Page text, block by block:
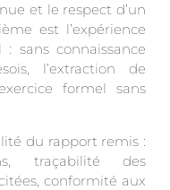
et le respect d’un
est l’expérience
sans connaissance
l’extraction de
formel sans
du rapport remis :
traçabilité des
conformité aux